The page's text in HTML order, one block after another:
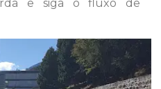
e siga o fluxo de